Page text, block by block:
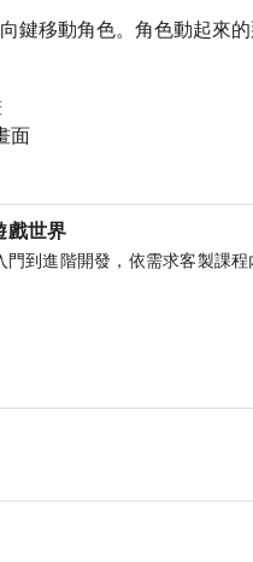
鍵移動角色。角色動起來
面
戲世界
到進階開發，依需求客製課程